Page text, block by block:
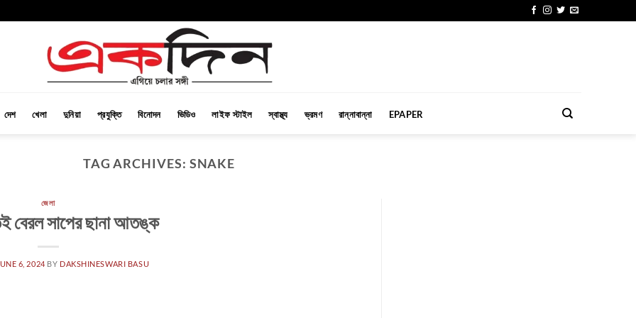
দেশ খেলা দুনিয়া প্রযুক্তি বিনোদন ভিডিও লাইফ স্টাইল স্বাস্থ্য ভ্রমণ রান্নাবান্না EPAPER
TAG ARCHIVES: SNAKE
জেলা
বেরল সাপের ছানা আতঙ্ক
6, 2024 BY DAKSHINESWARI BASU